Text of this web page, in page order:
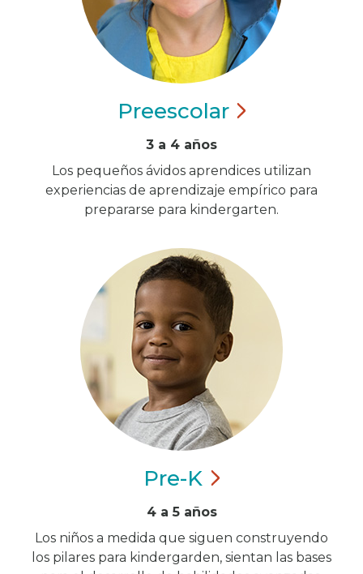
Preescolar
3 a 4 años
Los pequeños ávidos aprendices utilizan
experiencias de aprendizaje empírico para
prepararse para kindergarten.
Pre-K
4 a 5 años
Los niños a medida que siguen construyendo
los pilares para kindergarden, sientan las bases